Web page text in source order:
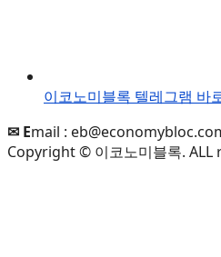
이코노미블록 텔레그램 바
✉ Email :
Copyright © 이코노미블록.